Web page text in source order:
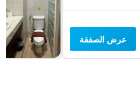
عرض الصفقة